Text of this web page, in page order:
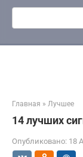
Поиск:
Главная » Лучшее
14 лучших
Опубликовано: 18